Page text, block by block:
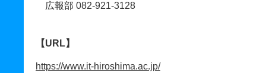
広報部 082-921-3128
【URL】
https://www.it-hiroshima.ac.jp/